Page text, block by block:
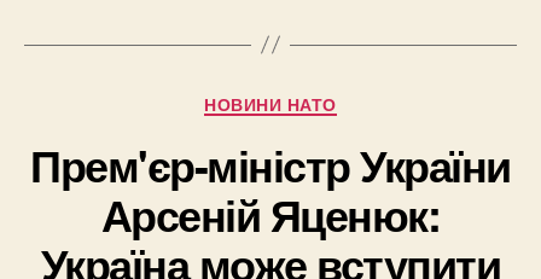
Категорії
НОВИНИ НАТО
Прем'єр-міністр України
Арсеній Яценюк:
Україна може вступити